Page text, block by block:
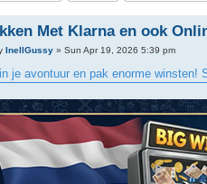
Met Klarna en ook
InellGussy» Sun Apr 19, 2026 5:39 pm
je avontuur en pak enorme winsten!